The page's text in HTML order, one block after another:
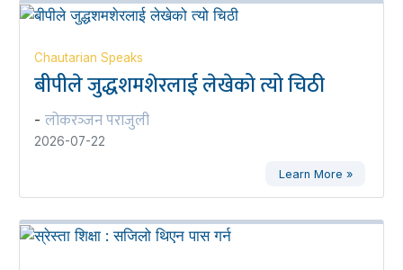
Chautarian Speaks
बीपीले जुद्धशमशेरलाई लेखेको त्यो चिठी
- लोकरञ्‍जन पराजुली
2026-07-22
Learn More »